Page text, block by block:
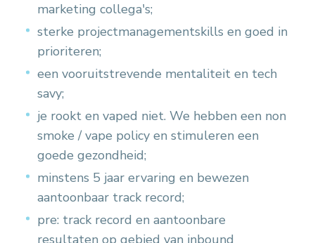
marketing collega's;
sterke projectmanagementskills en goed in
prioriteren;
een vooruitstrevende mentaliteit en tech
savy;
je rookt en vaped niet. We hebben een non
smoke / vape policy en stimuleren een
goede gezondheid;
minstens 5 jaar ervaring en bewezen
aantoonbaar track record;
pre: track record en aantoonbare
resultaten op gebied van inbound